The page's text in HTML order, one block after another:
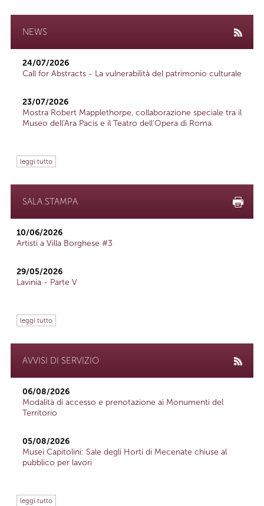
NEWS
24/07/2026
Call for Abstracts - La vulnerabilità del patrimonio culturale
23/07/2026
Mostra Robert Mapplethorpe, collaborazione speciale tra il
Museo dell'Ara Pacis e il Teatro dell'Opera di Roma
leggi tutto
SALA STAMPA
10/06/2026
Artisti a Villa Borghese #3
29/05/2026
Lavinia - Parte V
leggi tutto
AVVISI DI SERVIZIO
06/08/2026
Modalità di accesso e prenotazione ai Monumenti del
Territorio
05/08/2026
Musei Capitolini: Sale degli Horti di Mecenate chiuse al
pubblico per lavori
leggi tutto